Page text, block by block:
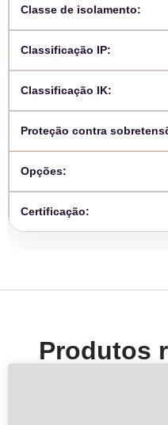
Classe de isolamento:
Classificação IP:
Classificação IK:
Proteção contra
Opções:
Certificação:
Produtos